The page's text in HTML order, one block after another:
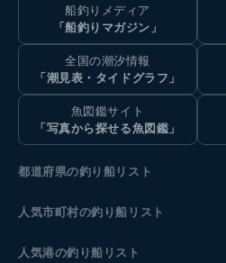
船釣りメディア
「船釣りマガジン」
全国の潮汐情報
「潮見表・タイドグラフ」
魚図鑑サイト
「写真から探せる魚図鑑」
都道府県の釣り船リスト
人気市町村の釣り船リスト
人気港の釣り船リスト